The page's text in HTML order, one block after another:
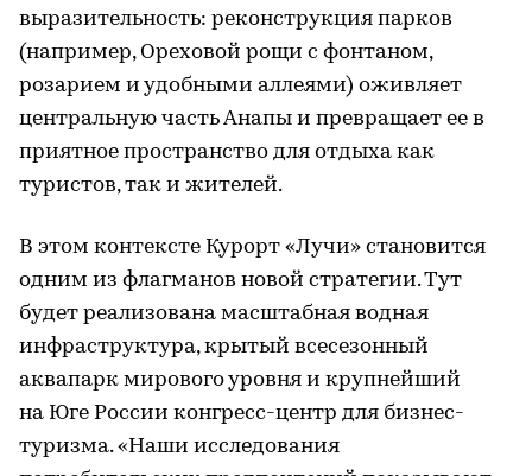
выразительность: реконструкция парков
(например, Ореховой рощи с фонтаном,
розарием и удобными аллеями) оживляет
центральную часть Анапы и превращает ее в
приятное пространство для отдыха как
туристов, так и жителей.
В этом контексте Курорт «Лучи» становится
одним из флагманов новой стратегии. Тут
будет реализована масштабная водная
инфраструктура, крытый всесезонный
аквапарк мирового уровня и крупнейший
на Юге России конгресс-центр для бизнес-
туризма. «Наши исследования